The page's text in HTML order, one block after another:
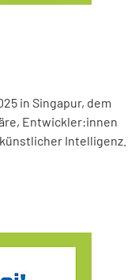
in Singapur, dem
Entwickler:innen
Intelligenz.